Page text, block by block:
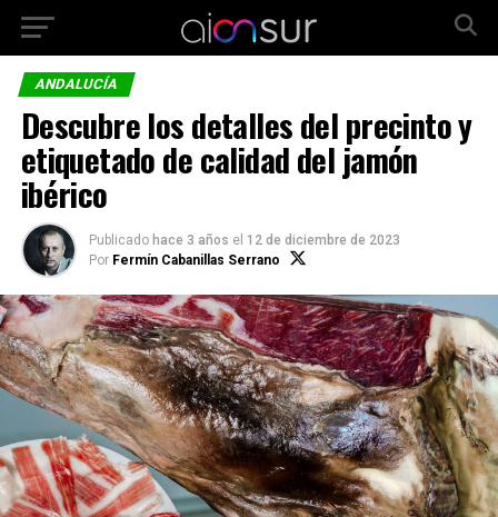
ANDALUCÍA
Descubre los detalles del precinto y
etiquetado de calidad del jamón
ibérico
Publicado hace 3 años el 12 de diciembre de 2023
Por Fermín Cabanillas Serrano